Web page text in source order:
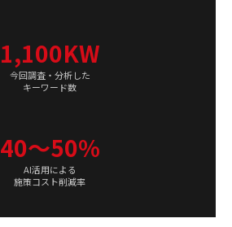
1,100KW
今回調査・分析した
キーワード数
40〜50%
AI活用による
施策コスト削減率